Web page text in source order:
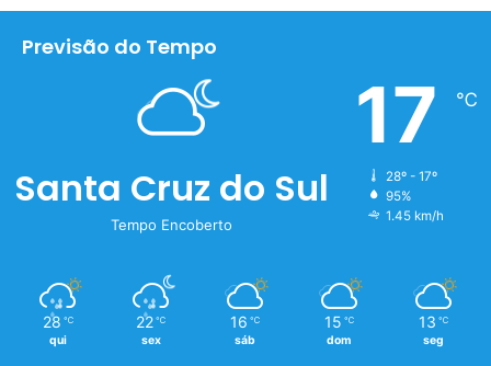
Previsão do Tempo
Santa Cruz do Sul
Tempo Encoberto
17 ℃
28º - 17º
95%
1.45 km/h
28 ℃
qui
22 ℃
sex
16 ℃
sáb
15 ℃
dom
13 ℃
seg